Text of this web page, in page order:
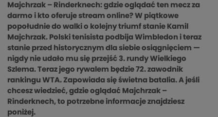
Majchrzak – Rinderknech: gdzie oglądać ten mecz za
darmo i kto oferuje stream online? W piątkowe
popołudnie do walki o kolejny triumf stanie Kamil
Majchrzak. Polski tenisista podbija Wimbledon i teraz
stanie przed historycznym dla siebie osiągnięciem —
nigdy nie udało mu się przejść 3. rundy Wielkiego
Szlema. Teraz jego rywalem będzie 72. zawodnik
rankingu WTA. Zapowiada się świetna batalia. A jeśli
chcesz wiedzieć, gdzie oglądać Majchrzak –
Rinderknech, to potrzebne informacje znajdziesz
poniżej.